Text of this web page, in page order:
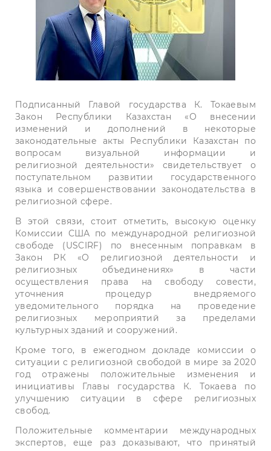
Подписанный Главой государства К. Токаевым
Закон Республики Казахстан «О внесении
изменений и дополнений в некоторые
законодательные акты Республики Казахстан по
вопросам визуальной информации и
религиозной деятельности» свидетельствует о
поступательном развитии государственного
языка и совершенствовании законодательства в
религиозной сфере.
В этой связи, стоит отметить, высокую оценку
Комиссии США по международной религиозной
свободе (USCIRF) по внесенным поправкам в
Закон РК «О религиозной деятельности и
религиозных объединениях» в части
осуществления права на свободу совести,
уточнения процедур внедряемого
уведомительного порядка на проведение
религиозных мероприятий за пределами
культурных зданий и сооружений.
Кроме того, в ежегодном докладе комиссии о
ситуации с религиозной свободой в мире за 2020
год отражены положительные изменения и
инициативы Главы государства К. Токаева по
улучшению ситуации в сфере религиозных
свобод.
Положительные комментарии международных
экспертов, еще раз доказывают, что принятый